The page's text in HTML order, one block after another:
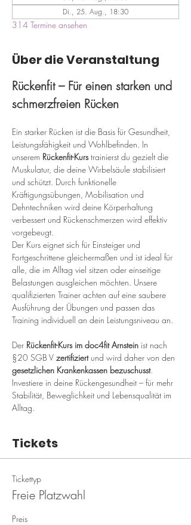
Di., 25. Aug., 18:30
314 Termine ansehen
Über die Veranstaltung
Rückenfit – Für einen starken und
schmerzfreien Rücken
Ein starker Rücken ist die Basis für Gesundheit,
Leistungsfähigkeit und Wohlbefinden. In
unserem Rückenfit-Kurs trainierst du gezielt die
Muskulatur, die deine Wirbelsäule stabilisiert
und schützt. Durch funktionelle
Kräftigungsübungen, Mobilisation und
Dehntechniken wird deine Körperhaltung
verbessert und Rückenschmerzen wird effektiv
vorgebeugt.
Der Kurs eignet sich für Einsteiger und
Fortgeschrittene gleichermaßen und ist ideal für
alle, die im Alltag viel sitzen oder einseitige
Belastungen ausgleichen möchten. Unsere
qualifizierten Trainer achten auf eine saubere
Ausführung der Übungen und passen das
Training individuell an dein Leistungsniveau an.
Der Rückenfit-Kurs im doc4fit Arnstein ist nach
§20 SGB V zertifiziert und wird daher von den
gesetzlichen Krankenkassen bezuschusst.
Investiere in deine Rückengesundheit – für mehr
Stabilität, Beweglichkeit und Lebensqualität im
Alltag.
Tickets
Tickettyp
Freie Platzwahl
Preis